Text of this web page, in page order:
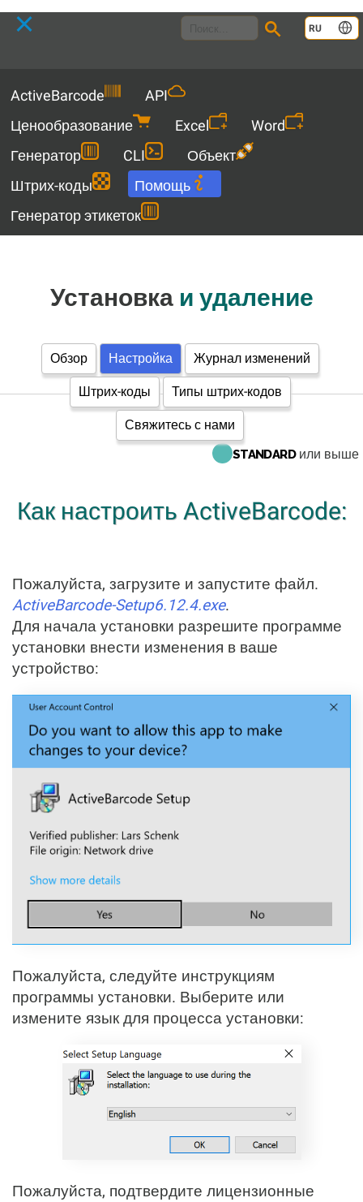
RU
ActiveBarcode
API
Ценообразование
Excel
Word
Генератор
CLI
Объект
Штрих-коды
Помощь
Генератор этикеток
Установкаи удаление
Обзор Настройка Журнал изменений
Штрих-коды Типы штрих-кодов
Свяжитесь с нами
STANDARDили выше
Как настроить ActiveBarcode:
Пожалуйста, загрузите и запустите файл.
ActiveBarcode-Setup6.12.4.exe.
Для начала установки разрешите программе
установки внести изменения в ваше
устройство:
Пожалуйста, следуйте инструкциям
программы установки. Выберите или
измените язык для процесса установки:
Пожалуйста, подтвердите лицензионные